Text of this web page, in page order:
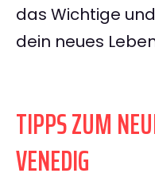
das Wichtige
dein neues
TIPPS ZUM
VENEDIG